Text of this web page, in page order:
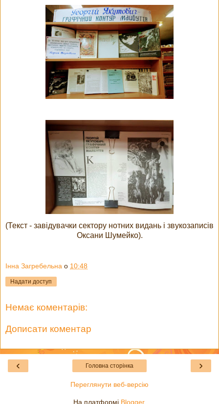
(Текст - завідувачки сектору нотних видань і звукозаписів
Оксани Шумейко).
Інна Загребельна о 10:48
Надати доступ
Немає коментарів:
Дописати коментар
‹ ›
Головна сторінка
Переглянути веб-версію
На платформі Blogger.